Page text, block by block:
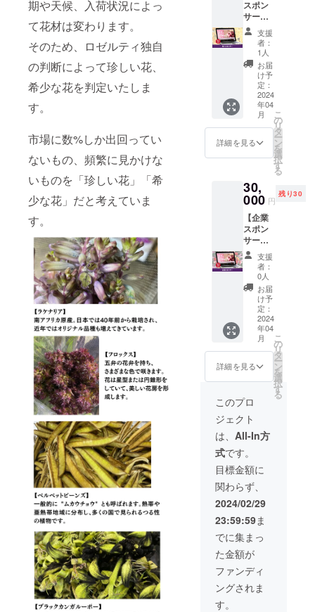
期や天候、入荷状況によっ
て花材は変わります。
そのため、ロゼルティ独自
の判断によって珍しい花、
希少な花を判定いたしま
す。
市場に数%しか出回ってい
ないもの、頻繁に見かけな
いものを「珍しい花」「希
少な花」だと考えていま
す。
す。 ※
沖縄・
離島に
はお届
けでき
ませ
ん。
瓶サイ
ズ：
φ15cm
×H20c
m カ
ラー：
大まか
なイ
メージ
をお選
びいた
す。
1、赤ピ
オレン
ジ系
3、白グ
リーン
系 4、
デザイ
ナーに
おまか
せ ※送
料込み
のお値
段で
す。 ※
使用す
る花材
となり
ます。
種類は
おまか
せにな
りま
す。 ※
沖縄・
離島に
はお届
けでき
ませ
ん。
安） カ
ラー：
デザイ
ナーに
おまか
せ お届
け時
期：
2024年
4月、5
月、6月
送料込
みのお
使用す
る花材
は生花
となり
ます。
※花材の
種類は
おまか
せにな
りま
す。 ※
沖縄・
離島に
はお届
けでき
ん。
手元に
届いて
からも
長く楽
しめま
す。
ブーケ
または
アレン
ジメン
トのど
ちらか
をお選
イズ：
H25cm
×W25c
m（目
安） カ
ラー：
デザイ
ナーに
おまか
せ お届
け時
期：
2024年
4月、5
月、6
月、8月
の5回 ※
みのお
値段で
す。 ※
使用す
は生花
となり
ます。
※花材の
種類は
おまか
せにな
りま
す。 ※
沖縄・
離島に
はお届
けでき
ルで、
特別な
瞬間を
お過ご
しいた
だける
アレン
ジメン
トをお
届けい
たしま
す。
（沖
できま
せん）
素材に
もこだ
わり、
鮮度の
高いお
花はお
手元に
届いて
からも
長く楽
しめま
す。
ブーケ
アレン
ジメン
ちらか
をお選
びいた
だけま
イズ：
H25cm
×W25c
m（目
安） カ
ラー：
デザイ
ナーに
おまか
せ お届
け時
期：
2024年
をお送
りさせ
ていた
だきま
す。 な
お、支
援時に
上乗せ
支援が
可能で
す。 応
援の気
持ちの
す！
スポン
サー】
Rosélty
（ロゼ
ティ）
の個人
スポン
サーに
なれる
権利で
す。
HP（
https://r
oselty.b
ase.sho
p/ ）に
支援者
として
お名前
を掲載
させて
いただ
きま
す。 あ
なたの
お名前
Rosélty
（ロゼ
ティ）
のHPで
※購入時
の備考
欄に掲
載する
お名前
を必ず
ご記入
くださ
い。 ※
ニック
ネーム
での参
加もで
きま
す。 ※
掲載期
間は
2024年
支援
者：
1人
お届
け予
定：
2024
年04
月
詳細を見る
こ
の
リ
タ
ー
ン
を
選
択
す
る
30,
000 円
残り30
【企業
スポン
サー】
Rosélty
（ロゼ
ティ）
の企業
スポン
サーに
なれる
権利で
す。
HP（
https://r
oselty.b
ase.sho
p/ ）に
支援者
として
企業名
（URL
リンク
付）を
掲載さ
せてい
ただき
ます。
あなた
の企業
を
Rosélty
（ロゼ
ル
支援
者：
0人
お届
け予
定：
2024
年04
月
詳細を見る
こ
の
リ
タ
ー
ン
を
選
択
す
る
このプロ
ジェクト
は、 All-In方
式です。
目標金額に
関わらず、
2024/02/29
23:59:59ま
でに集まっ
た金額が
ファンディ
ングされま
す。